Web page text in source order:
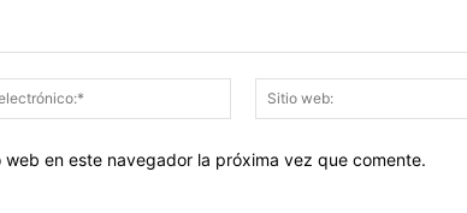
Correo
electrónico:*
en este navegador la próxima vez que comente.